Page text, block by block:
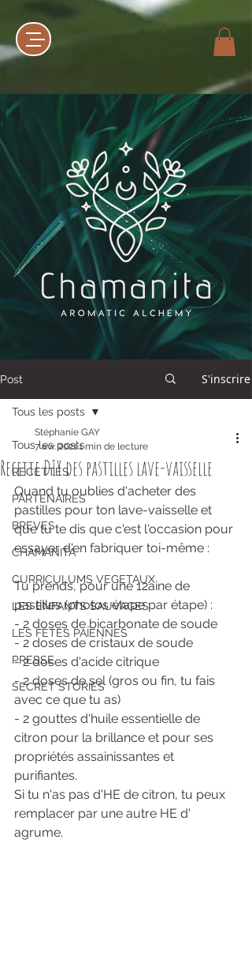
Post S'inscrire
Tous les posts
RECETTES
PARTENAIRES
BREVES
CHAMANITA
CURRICULUMS VEGETAUX
LES ENFANTS SAUVAGES
LES FETES PAÏENNES
PRESSE
SECRET STORIES
Tous les posts
Recette DIY des pastilles lave-vaisselle
Stéphanie GAY
7 avr. 20211 min de lecture
Quand tu oublies d'acheter des
pastilles pour ton lave-vaisselle et
que tu te dis que c'est l'occasion pour
essayer d'en fabriquer toi-même :
Tu prends, pour une 12aine de
pastilles (photos étape par étape) :
- 2 doses de bicarbonate de soude
- 2 doses de cristaux de soude
- 2 doses d'acide citrique
- 2 doses de sel (gros ou fin, tu fais
avec ce que tu as)
- 2 gouttes d'huile essentielle de
citron pour la brillance et pour ses
propriétés assainissantes et
purifiantes.
Si tu n'as pas d'HE de citron, tu peux
remplacer par une autre HE d'
agrume.